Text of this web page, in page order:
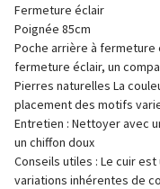
Fermeture éclair
Poignée 85cm
Poche arrière à fermeture
fermeture éclair, un
Pierres naturelles La
placement des motifs
Entretien : Nettoyer avec
un chiffon doux
Conseils utiles : Le cuir
variations inhérentes de